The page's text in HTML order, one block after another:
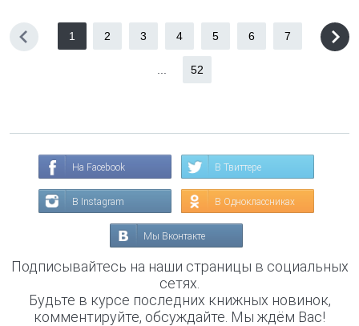
1 2 3 4 5 6 7
52
На Facebook В Твиттере
В Instagram В Одноклассниках
Мы Вконтакте
Подписывайтесь на наши страницы в социальных
сетях.
Будьте в курсе последних книжных новинок,
комментируйте, обсуждайте. Мы ждём Вас!